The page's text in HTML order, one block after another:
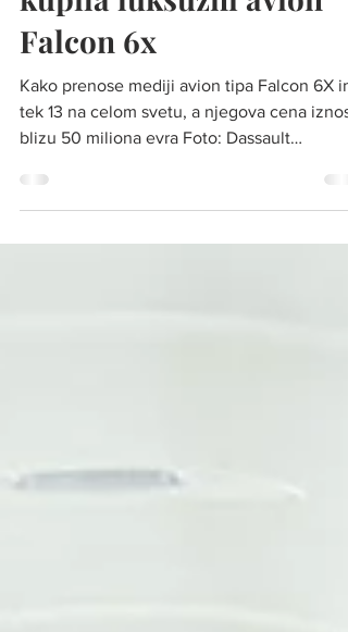
građana: Vlada Srbije
kupila luksuzni avion
Falcon 6x
Kako prenose mediji avion tipa Falcon 6X
tek 13 na celom svetu, a njegova cena iznosi